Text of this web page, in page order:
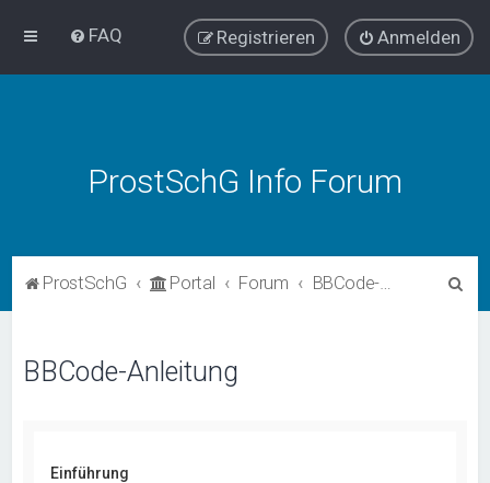
FAQ Anmelden
Registrieren
ProstSchG Info Forum
ProstSchG Portal Forum BBCode-Anleitung
BBCode-Anleitung
Einführung